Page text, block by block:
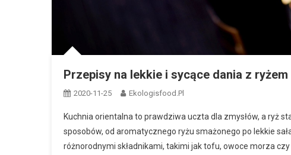
Przepisy na lekkie i sycące dania z
2020-11-25 Ekologisfood.pl
Kuchnia orientalna to prawdziwa uczta dla zmysłów, a ryż
sposobów, od aromatycznego ryżu smażonego po lekkie
różnorodnymi składnikami, takimi jak tofu, owoce morza